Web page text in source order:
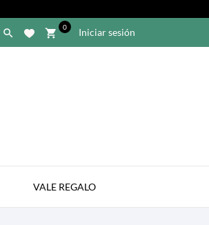
 shopping_cart 0 Iniciar sesión
VALE REGALO